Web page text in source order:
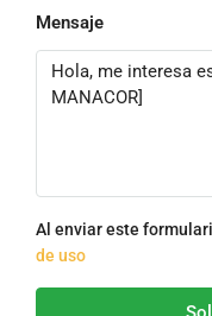
Mensaje
Al enviar este
de uso